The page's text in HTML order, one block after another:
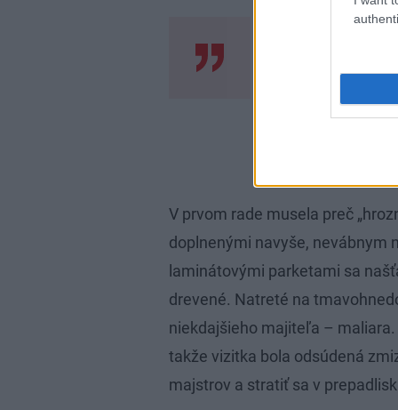
lacné,
nebude
V prvom rade musela preč
doplnenými navyše, nevábnym
laminátovými parketami sa
drevené. Natreté na
niekdajšieho majiteľa –
takže vizitka bola odsúdená
majstrov a stratiť sa v